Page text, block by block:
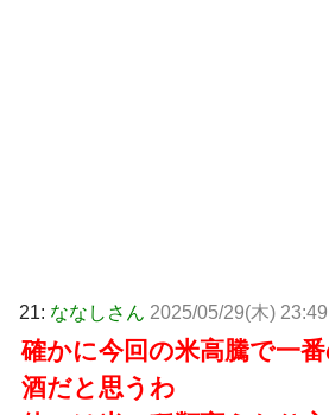
21: ななしさん 2025/05/29(木)
確かに今回の米高騰で一
酒だと思うわ